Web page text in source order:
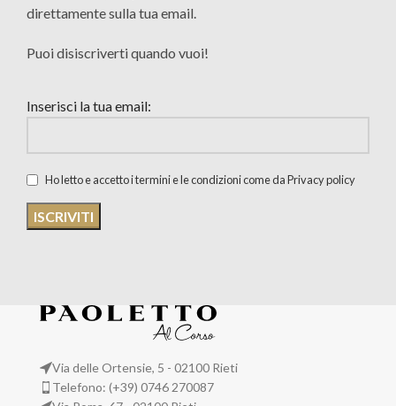
direttamente sulla tua email.
Puoi disiscriverti quando vuoi!
Inserisci la tua email:
Ho letto e accetto i termini e le condizioni come da Privacy policy
Via delle Ortensie, 5 - 02100 Rieti
Telefono: (+39) 0746 270087